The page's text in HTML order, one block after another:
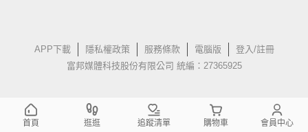
APP下載 隱私權政策 服務條款 電腦版
登入/註冊
富邦媒體科技股份有限公司 統編：27365925
首頁 逛逛 追蹤清單 購物車 會員中心